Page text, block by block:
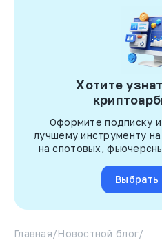
Хотите
Оформите подписку
лучшему инструменту
на спотовых,
Выбрать
Главная/Новостной блог/